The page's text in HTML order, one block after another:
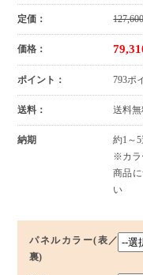
定価：
価格：
ポイント： 793ポ
送料： 送料
納期
約1～
※カラ
商品
い
パネルカラー(表／
裏)